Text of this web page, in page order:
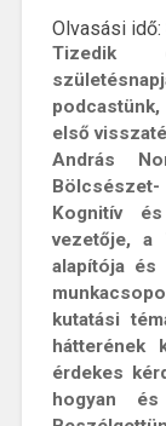
Olvasási idő:
Tizedik
első
András
Kognitív
vezetője, a
alapítója és
kutatási
hátterének
érdekes
hogyan